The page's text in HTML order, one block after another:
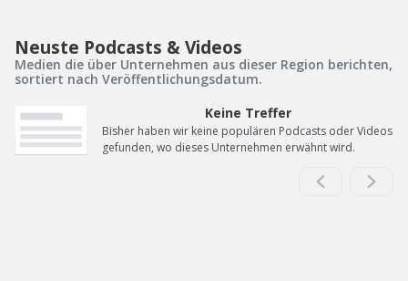
Neuste Podcasts & Videos
Medien die über Unternehmen aus dieser Region berichten,
sortiert nach Veröffentlichungsdatum.
Keine Treffer
Bisher haben wir keine populären Podcasts oder Videos
gefunden, wo dieses Unternehmen erwähnt wird.